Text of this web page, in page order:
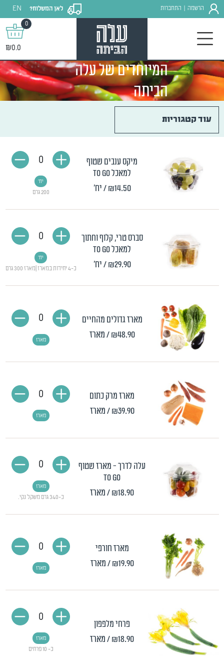
הרשמה התחברות לאן המשלוח?
EN
0
₪0.0
המיוחדים של עלה
הביתה
עוד קטגוריות
מיקס ענבים שטוף
למאכל TO GO
₪14.50 / יח' 200 גרם
יח'
0
סברס טרי, קלוף וחתוך
למאכל TO GO
₪29.90 / יח' כ-4 יחידות במארז |מארז 300 גרם
יח'
0
מארז גדולים מהחיים
₪48.90 / מארז מארז
0
מארז מרק כתום
₪39.90 / מארז מארז
0
עלה לדרך - מארז שטוף
TO GO
₪18.90/ מארז כ-340 גרם משקל נקי.
מארז
0
מארז חורפי
₪19.90 / מארז מארז
0
פרחי מלפפון
₪18.90/ מארז
כ- 10 פרחים
מארז
0